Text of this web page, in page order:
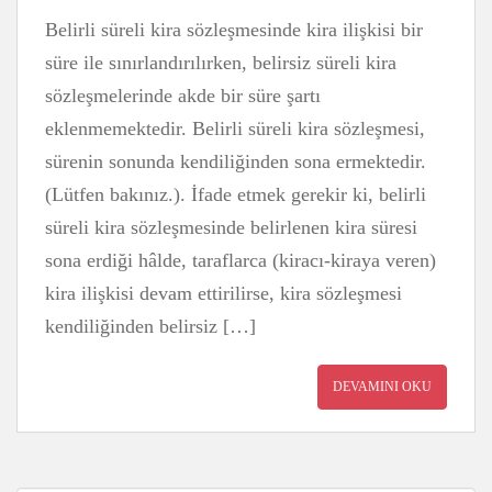
Belirli süreli kira sözleşmesinde kira ilişkisi bir
süre ile sınırlandırılırken, belirsiz süreli kira
sözleşmelerinde akde bir süre şartı
eklenmemektedir. Belirli süreli kira sözleşmesi,
sürenin sonunda kendiliğinden sona ermektedir.
(Lütfen bakınız.). İfade etmek gerekir ki, belirli
süreli kira sözleşmesinde belirlenen kira süresi
sona erdiği hâlde, taraflarca (kiracı-kiraya veren)
kira ilişkisi devam ettirilirse, kira sözleşmesi
kendiliğinden belirsiz […]
DEVAMINI OKU